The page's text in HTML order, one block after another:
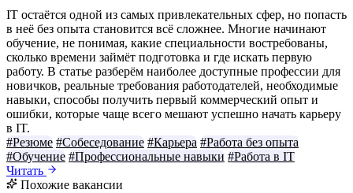
IT остаётся одной из самых привлекательных сфер, но попасть
в неё без опыта становится всё сложнее. Многие начинают
обучение, не понимая, какие специальности востребованы,
сколько времени займёт подготовка и где искать первую
работу. В статье разберём наиболее доступные профессии для
новичков, реальные требования работодателей, необходимые
навыки, способы получить первый коммерческий опыт и
ошибки, которые чаще всего мешают успешно начать карьеру
в IT.
#Резюме #Собеседование #Карьера #Работа без опыта
#Обучение #Профессиональные навыки #Работа в IT
Читать
Похожие вакансии